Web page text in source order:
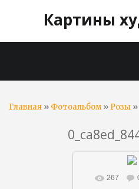
Картины
Главная » Фотоальбом» Розы
В
267